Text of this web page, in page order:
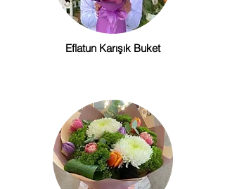
Eflatun Karışık Buket